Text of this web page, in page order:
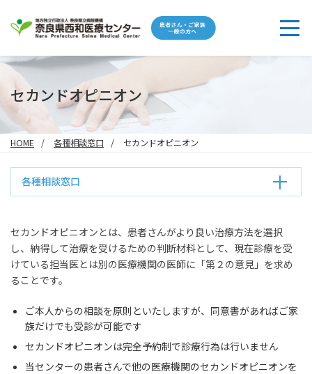
セカンドオピニオン
HOME 各種相談窓口 セカンドオピニオン
各種相談窓口
セカンドオピニオンとは、患者さんがより良い治療方法を選択
し、納得して治療を受けるための判断材料として、現在診療を受
けている担当医とは別の医療機関の医師に「第２の意見」を求め
ることです。
ご本人からの相談を原則といたしますが、同意書があればご家
族だけでも受診が可能です
セカンドオピニオンは完全予約制で診療行為は行いません
当センターの患者さんで他の医療機関のセカンドオピニオンを